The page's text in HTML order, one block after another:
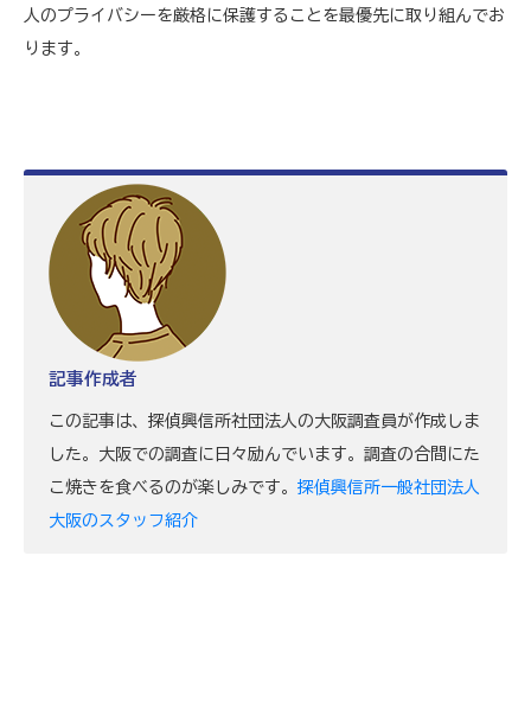
人のプライバシーを厳格に保護することを最優先に取り組んでお
ります。
記事作成者
この記事は、探偵興信所社団法人の大阪調査員が作成しま
した。大阪での調査に日々励んでいます。調査の合間にた
こ焼きを食べるのが楽しみです。 探偵興信所一般社団法人
大阪のスタッフ紹介